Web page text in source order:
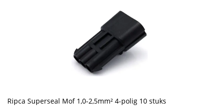
Ripca Superseal Mof 1,0-2,5mm² 4-polig 10 stuks